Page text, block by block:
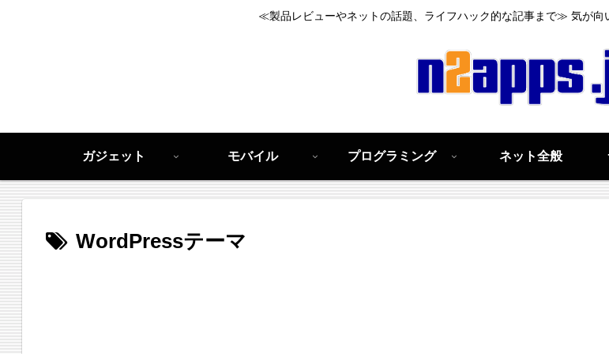
≪製品レビューやネットの話題、ライフハック的な記事まで≫ 気が向
ガジェット モバイル プログラミング ネット全般
WordPressテーマ